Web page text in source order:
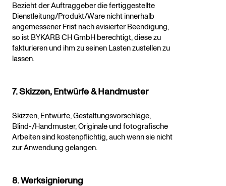
Bezieht der Auftraggeber die fertiggestellte
Dienstleitung/Produkt/Ware nicht innerhalb
angemessener Frist nach avisierter Beendigung,
so ist BYKARB CH GmbH berechtigt, diese zu
fakturieren und ihm zu seinen Lasten zustellen zu
lassen.
7. Skizzen, Entwürfe & Handmuster
Skizzen, Entwürfe, Gestaltungsvorschläge,
Blind-/Handmuster, Originale und fotografische
Arbeiten sind kostenpflichtig, auch wenn sie nicht
zur Anwendung gelangen.
8. Werksignierung